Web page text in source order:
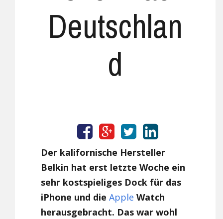
Deutschlan
d
Der kalifornische Hersteller
Belkin hat erst letzte Woche ein
sehr kostspieliges Dock für das
iPhone und dieApple Watch
herausgebracht. Das war wohl